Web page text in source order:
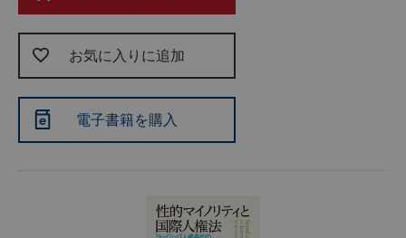
お気に入りに追加
電子書籍を購入